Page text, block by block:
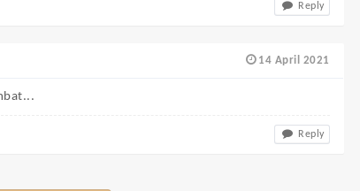
Reply
14 April 2021
Reply